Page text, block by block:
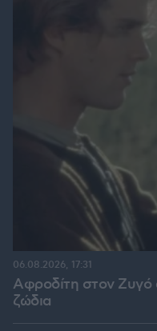
Αφροδίτη στον Ζυγό
ζώδια
06.08.2026, 17:31